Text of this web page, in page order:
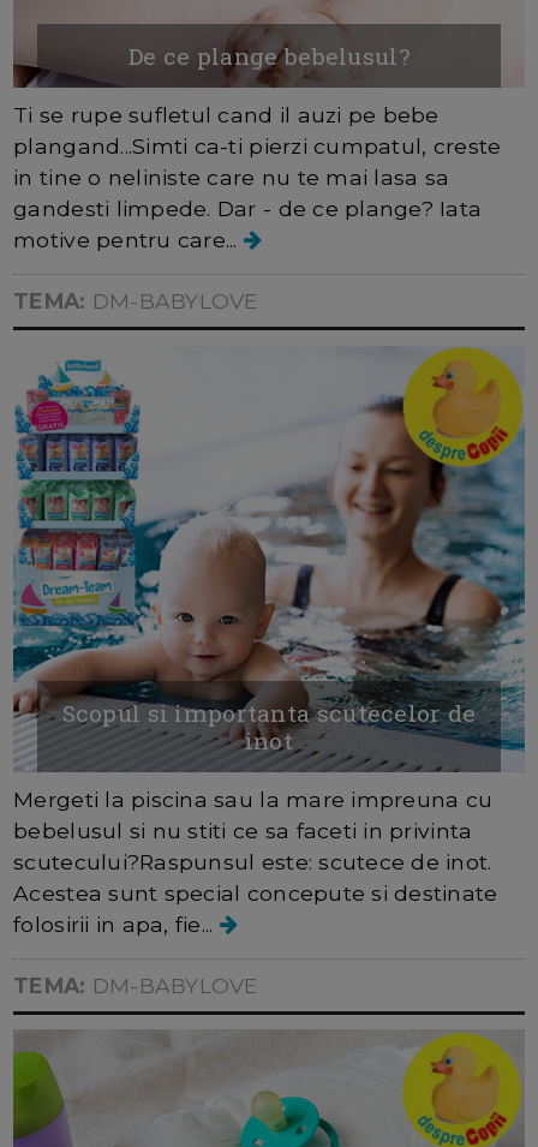
De ce plange bebelusul?
Ti se rupe sufletul cand il auzi pe bebe
plangand...Simti ca-ti pierzi cumpatul, creste
in tine o neliniste care nu te mai lasa sa
gandesti limpede. Dar - de ce plange? Iata
motive pentru care...
TEMA: DM-BABYLOVE
Scopul si importanta scutecelor de
inot
Mergeti la piscina sau la mare impreuna cu
bebelusul si nu stiti ce sa faceti in privinta
scutecului?Raspunsul este: scutece de inot.
Acestea sunt special concepute si destinate
folosirii in apa, fie...
TEMA: DM-BABYLOVE